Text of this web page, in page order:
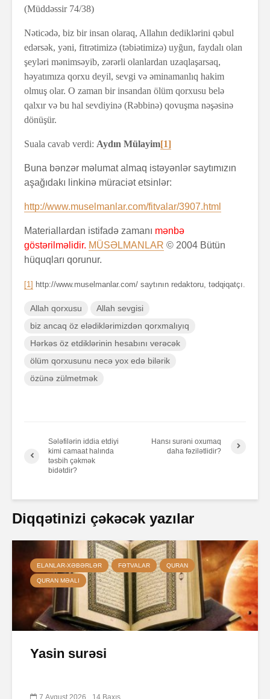
(Müddəssir 74/38)
Nəticədə, biz bir insan olaraq, Allahın dediklərini qəbul
edərsək, yəni, fitrətimizə (təbiətimizə) uyğun, faydalı olan
şeyləri mənimsəyib, zərərli olanlardan uzaqlaşarsaq,
həyatımıza qorxu deyil, sevgi və əminamanlıq hakim
olmuş olar. O zaman bir insandan ölüm qorxusu belə
qalxır və bu hal sevdiyinə (Rəbbinə) qovuşma nəşəsinə
dönüşür.
Suala cavab verdi: Aydın Mülayim[1]
Buna bənzər məlumat almaq istəyənlər saytımızın
aşağıdakı linkinə müraciət etsinlər:
http://www.muselmanlar.com/fitvalar/3907.html
Materiallardan istifadə zamanı mənbə
göstərilməlidir. MÜSƏLMANLAR © 2004 Bütün
hüquqları qorunur.
[1] http://www.muselmanlar.com/ saytının redaktoru, tədqiqatçı.
Allah qorxusu
Allah sevgisi
biz ancaq öz elədiklərimizdən qorxmalıyıq
Hərkəs öz etdiklərinin hesabını verəcək
ölüm qorxusunu necə yox edə bilərik
özünə zülmetmək
Sələfilərin iddia etdiyi
kimi camaat halında
təsbih çəkmək
bidətdir?
Hansı surəni oxumaq
daha fəzilətlidir?
Diqqətinizi çəkəcək yazılar
ELANLAR-XƏBƏRLƏR FƏTVALAR QURAN
QURAN MƏALI
Yasin surəsi
7 Avqust 2026 14 Baxış